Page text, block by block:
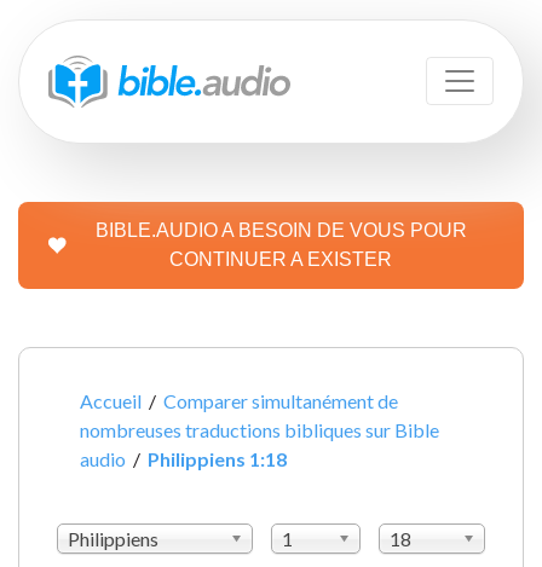
BIBLE.AUDIO A BESOIN DE VOUS POUR
CONTINUER A EXISTER
Accueil /Comparer simultanément de
nombreuses traductions bibliques sur Bible
audio / Philippiens 1:18
Philippiens 1 18